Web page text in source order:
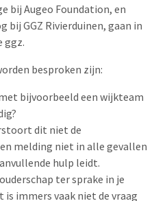
bij Augeo Foundation, en
bij GGZ Rivierduinen, gaan in
ggz.
besproken zijn:
bijvoorbeeld een wijkteam
dit niet de
melding niet in alle gevallen
hulp leidt.
ter sprake in je
immers vaak niet de vraag